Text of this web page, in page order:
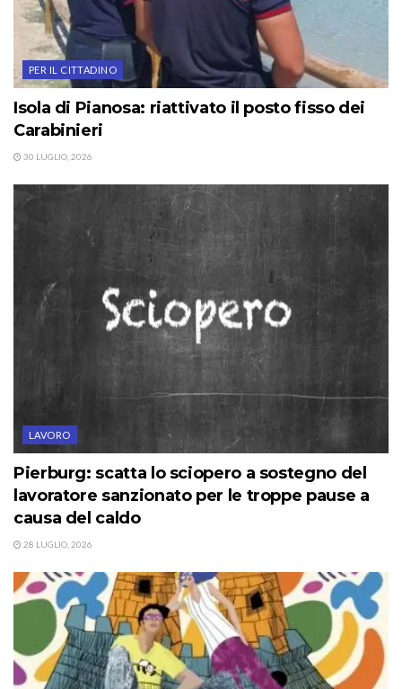
PER IL CITTADINO
Isola di Pianosa: riattivato il posto fisso dei
Carabinieri
30 LUGLIO, 2026
LAVORO
Pierburg: scatta lo sciopero a sostegno del
lavoratore sanzionato per le troppe pause a
causa del caldo
28 LUGLIO, 2026